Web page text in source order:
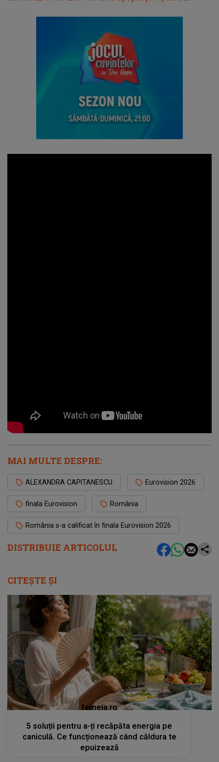
DISTRIBUIE ARTICOLUL
MAI MULTE DESPRE:
ALEXANDRA CAPITANESCU Eurovision 2026
finala Eurovision România
România s-a calificat în finala Eurovision 2026
CITEȘTE ȘI
femeia.ro
5 soluții pentru a-ți recăpăta energia pe
caniculă. Ce funcționează când căldura te
epuizează